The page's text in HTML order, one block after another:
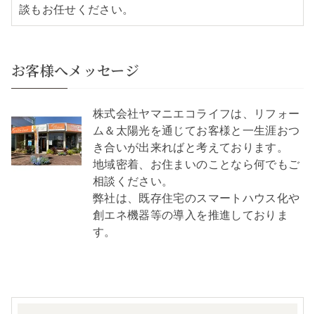
談もお任せください。
お客様へメッセージ
株式会社ヤマニエコライフは、リフォー
ム＆太陽光を通じてお客様と一生涯おつ
き合いが出来ればと考えております。
地域密着、お住まいのことなら何でもご
相談ください。
弊社は、既存住宅のスマートハウス化や
創エネ機器等の導入を推進しておりま
す。